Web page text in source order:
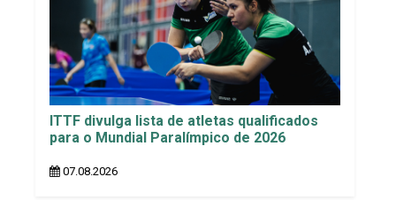
ITTF divulga lista de atletas qualificados
para o Mundial Paralímpico de 2026
07.08.2026